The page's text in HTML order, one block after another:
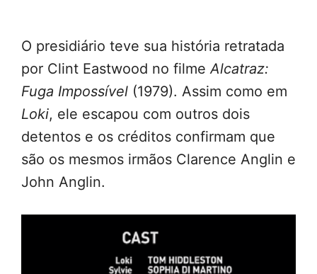
O presidiário teve sua história retratada
por Clint Eastwood no filmeAlcatraz:
Fuga Impossível (1979). Assim como em
Loki, ele escapou com outros dois
detentos e os créditos confirmam que
são os mesmos irmãos Clarence Anglin e
John Anglin.